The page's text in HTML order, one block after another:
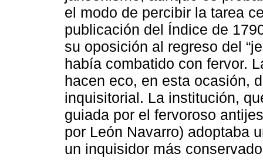
el modo de percibir la tarea
publicación del Índice de
su oposición al regreso del
había combatido con fervor.
hacen eco, en esta ocasión,
inquisitorial. La institución,
guiada por el fervoroso
por León Navarro) adoptaba
un inquisidor más